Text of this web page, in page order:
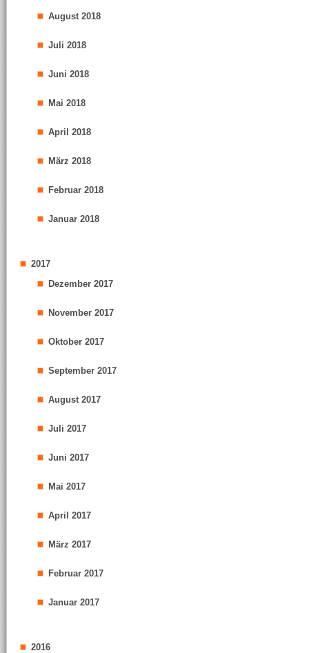
August 2018
Juli 2018
Juni 2018
Mai 2018
April 2018
März 2018
Februar 2018
Januar 2018
2017
Dezember 2017
November 2017
Oktober 2017
September 2017
August 2017
Juli 2017
Juni 2017
Mai 2017
April 2017
März 2017
Februar 2017
Januar 2017
2016